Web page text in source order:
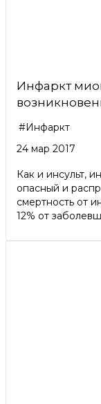
Инфаркт
#Инфаркт
24 мар 2017
Как и инсульт,
опасный и
смертность от
12% от